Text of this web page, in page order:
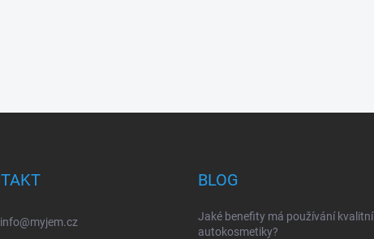
info@myjem.cz
BLOG
Jaké benefity má používání kvalitní
autokosmetiky?